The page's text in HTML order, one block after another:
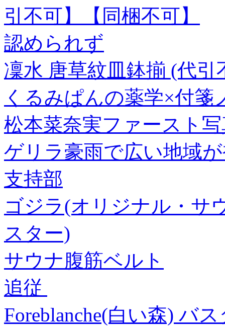
引不可】【同梱不可】
認められず
凜水 唐草紋皿鉢揃 (代引
くるみぱんの薬学×付箋
松本菜奈実ファースト
ゲリラ豪雨で広い地域
支持部
ゴジラ(オリジナル・サ
スター)
サウナ腹筋ベルト
追従
Foreblanche(白い森) バ